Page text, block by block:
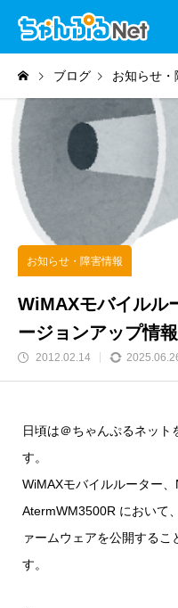
ブログ お知らせ・
お知らせ・障害情報
WiMAXモバイルル
ージョンアップ情報
2012.02.14
日頃は＠ちゃんぷるネット
す。
WiMAXモバイルルーター
AtermWM3500R において
ァームウェアを公開するこ
す。